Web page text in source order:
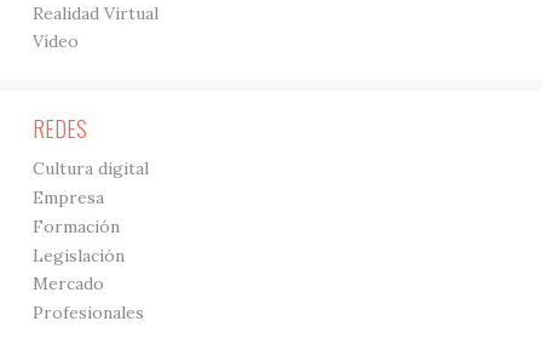
Realidad Virtual
Vídeo
REDES
Cultura digital
Empresa
Formación
Legislación
Mercado
Profesionales